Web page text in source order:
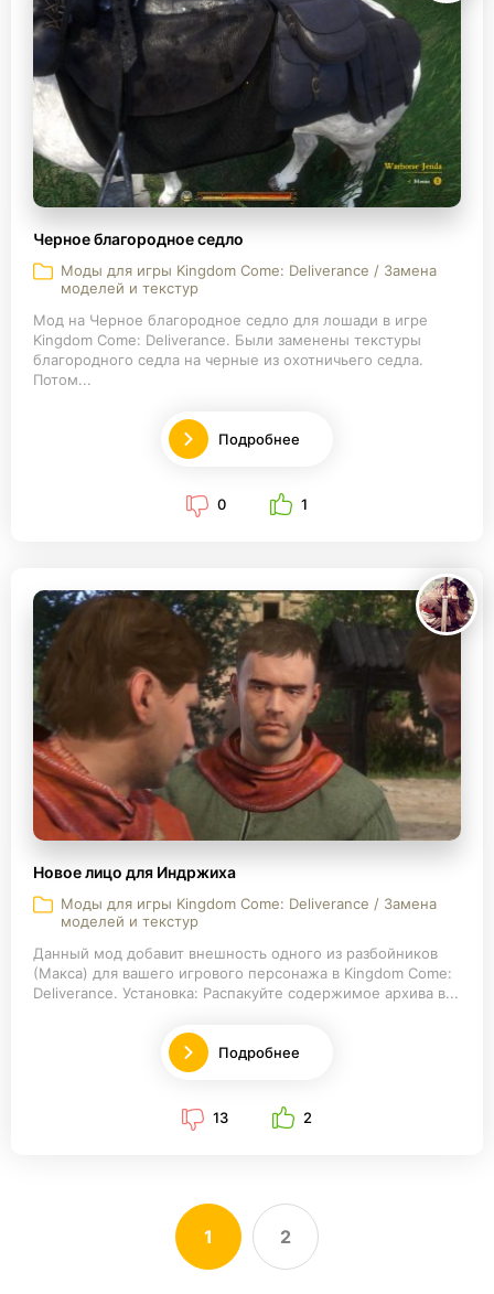
Черное благородное седло
Моды для игры Kingdom Come: Deliverance / Замена
моделей и текстур
Мод на Черное благородное седло для лошади в игре
Kingdom Come: Deliverance. Были заменены текстуры
благородного седла на черные из охотничьего седла.
Потом...
Подробнее
0 1
Новое лицо для Индржиха
Моды для игры Kingdom Come: Deliverance / Замена
моделей и текстур
Данный мод добавит внешность одного из разбойников
(Макса) для вашего игрового персонажа в Kingdom Come:
Deliverance. Установка: Распакуйте содержимое архива в...
Подробнее
13 2
1 2